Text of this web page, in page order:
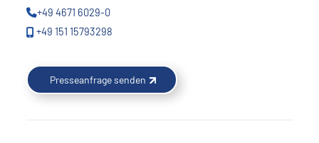
+49 4671 6029-0
+49 151 15793298
Presseanfrage senden